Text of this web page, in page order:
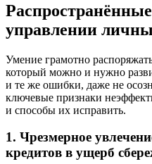
управлении
Умение грамотно
который можно и нужно
и те же ошибки, даже не
ключевые признаки
и способы их исправить.
1. Чрезмерное
кредитов в ущерб